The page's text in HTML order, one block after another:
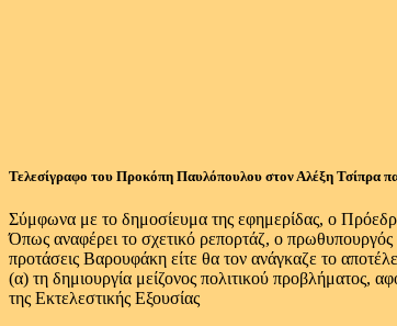
Τελεσίγραφο του Προκόπη Παυλόπουλου στον Αλέξη Τσίπρα
Σύμφωνα με το δημοσίευμα της εφημερίδας, ο
Όπως αναφέρει το σχετικό ρεπορτάζ, ο πρωθυπουργός
προτάσεις Βαρουφάκη είτε θα τον ανάγκαζε το
(α) τη δημιουργία μείζονος πολιτικού προβλήματος,
της Εκτελεστικής Εξουσίας